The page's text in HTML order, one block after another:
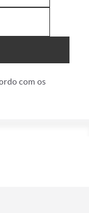
com os